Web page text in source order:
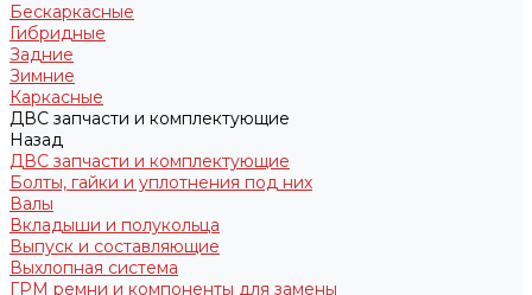
Бескаркасные
Гибридные
Задние
Зимние
Каркасные
ДВС запчасти и комплектующие
Назад
ДВС запчасти и комплектующие
Болты, гайки и уплотнения под них
Валы
Вкладыши и полукольца
Выпуск и составляющие
Выхлопная система
ГРМ ремни и компоненты для замены